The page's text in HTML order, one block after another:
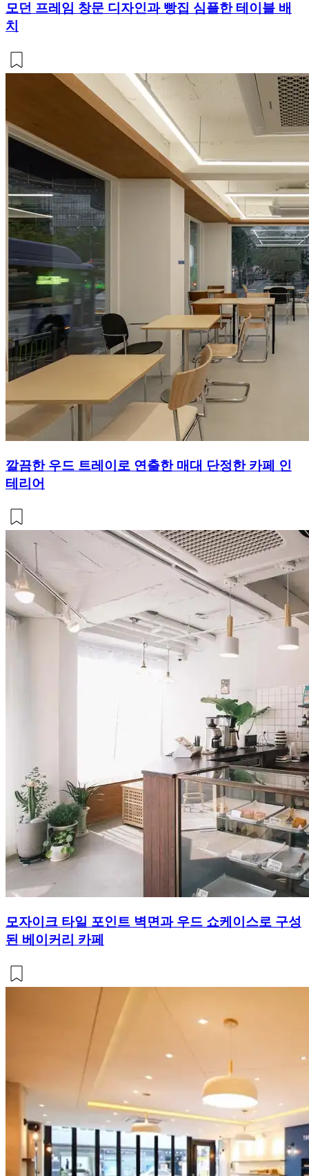
모던 프레임 창문 디자인과 빵집 심플한 테이블 배
치
깔끔한 우드 트레이로 연출한 매대 단정한 카페 인
테리어
모자이크 타일 포인트 벽면과 우드 쇼케이스로 구성
된 베이커리 카페